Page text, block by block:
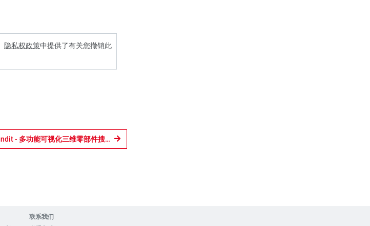
隐私权政策中提供了有关您撤销此
3Dfindit - 多功能可视化三维零部件搜索引擎
联系我们